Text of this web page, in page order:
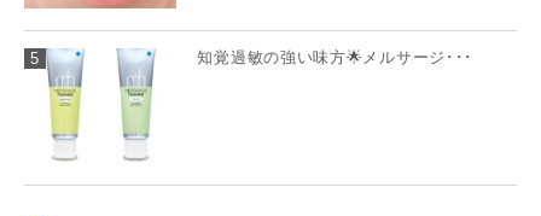
5 知覚過敏の強い味方🌟メルサージ･･･